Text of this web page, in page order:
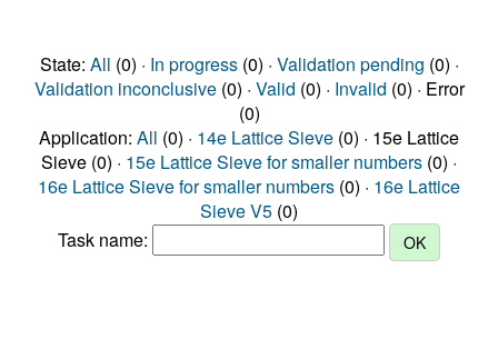
State: All (0) · In progress(0) · Validation pending (0) ·
Validation inconclusive(0) · Valid (0) · Invalid (0) · Error
(0)
Application: All (0) · 14e Lattice Sieve (0) · 15e Lattice
Sieve (0) · 15e Lattice Sieve for smaller numbers (0) ·
16e Lattice Sieve for smaller numbers (0) · 16e Lattice
Sieve V5 (0)
Task name: